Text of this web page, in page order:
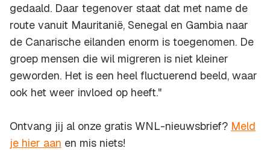
gedaald. Daar tegenover staat dat met name de
route vanuit Mauritanië, Senegal en Gambia naar
de Canarische eilanden enorm is toegenomen. De
groep mensen die wil migreren is niet kleiner
geworden. Het is een heel fluctuerend beeld, waar
ook het weer invloed op heeft."
Ontvang jij al onze gratis WNL-nieuwsbrief? Meld
je hier aan en mis niets!